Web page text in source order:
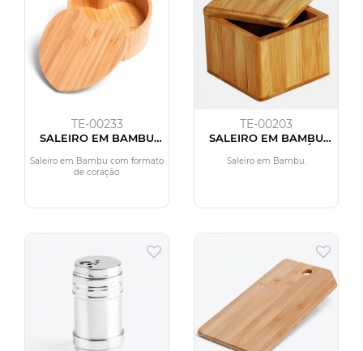
TE-00233
SALEIRO EM BAMBU
CORAÇÃO
Saleiro em Bambu com formato
de coração.
TE-00203
SALEIRO EM BAMBU
COM TAMPA GIRATÓRIA
Saleiro em Bambu.